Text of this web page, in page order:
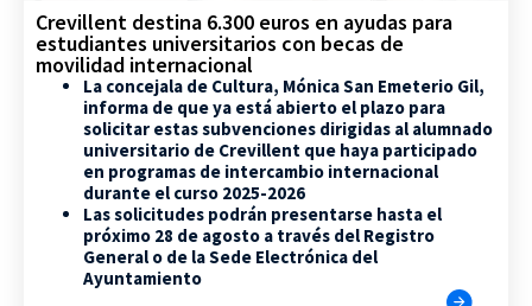
Crevillent destina 6.300 euros en ayudas para
estudiantes universitarios con becas de
movilidad internacional
La concejala de Cultura, Mónica San Emeterio Gil,
informa de que ya está abierto el plazo para
solicitar estas subvenciones dirigidas al alumnado
universitario de Crevillent que haya participado
en programas de intercambio internacional
durante el curso 2025-2026
Las solicitudes podrán presentarse hasta el
próximo 28 de agosto a través del Registro
General o de la Sede Electrónica del
Ayuntamiento